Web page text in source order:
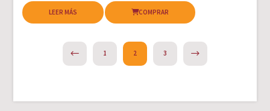
LEER MÁS COMPRAR
PREVIOUS1 2 3